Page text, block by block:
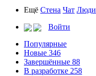
Ещё Стена Чат Люди
Войти
Популярные
Новые 346
Завершённые 88
В разработке 258